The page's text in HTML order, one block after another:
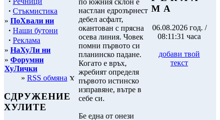
· Стъкмистика
» ПоХвали ни
· Наши бутони
· Реклама
» НаХуЛи ни
» Форумни
ХуЛички
» RSS обмяна
СДРУЖЕНИЕ
ХУЛИТЕ
по южния склон е
настлан едрозърнест
дебел асфалт,
окантован с прясна
осева линия. Човек
помни първото си
планинско падане.
Когато е връх,
жребият определя
първото истинско
изправяне, вътре в
себе си.
Бе една от онези
М А
06.08.2026 год. /
08:11:31 часа
добави твой
текст